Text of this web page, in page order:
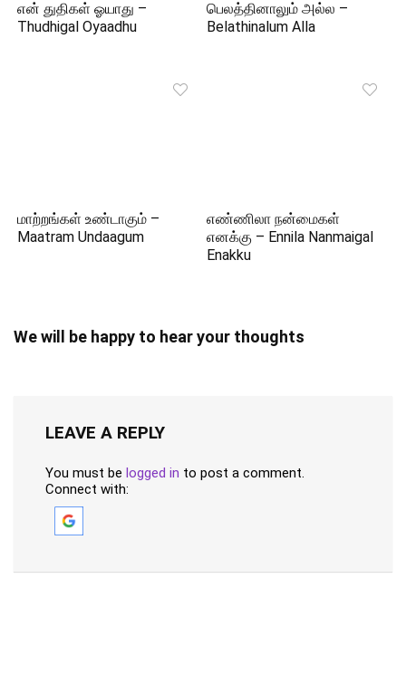
என் துதிகள் ஓயாது –
Thudhigal Oyaadhu
பெலத்தினாலும் அல்ல –
Belathinalum Alla
மாற்றங்கள் உண்டாகும் –
Maatram Undaagum
எண்ணிலா நன்மைகள்
எனக்கு – Ennila Nanmaigal
Enakku
We will be happy to hear your thoughts
LEAVE A REPLY
You must be logged in to post a comment.
Connect with: